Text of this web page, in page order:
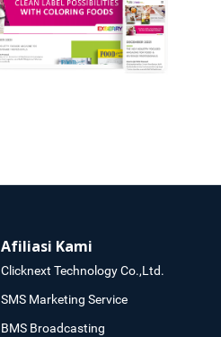
Afiliasi Kami
Clicknext Technology Co.,Ltd.
SMS Marketing Service
BMS Broadcasting